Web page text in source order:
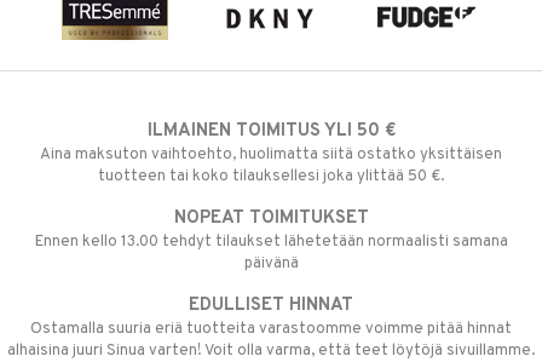
ILMAINEN TOIMITUS YLI 50 €
Aina maksuton vaihtoehto, huolimatta siitä ostatko yksittäisen
tuotteen tai koko tilauksellesi joka ylittää 50 €.
NOPEAT TOIMITUKSET
Ennen kello 13.00 tehdyt tilaukset lähetetään normaalisti samana
päivänä
EDULLISET HINNAT
Ostamalla suuria eriä tuotteita varastoomme voimme pitää hinnat
alhaisina juuri Sinua varten! Voit olla varma, että teet löytöjä sivuillamme.